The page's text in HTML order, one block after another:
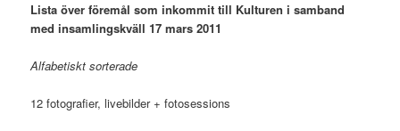
Lista över föremål som inkommit till Kulturen i samband
med insamlingskväll 17 mars 2011
Alfabetiskt sorterade
12 fotografier, livebilder + fotosessions